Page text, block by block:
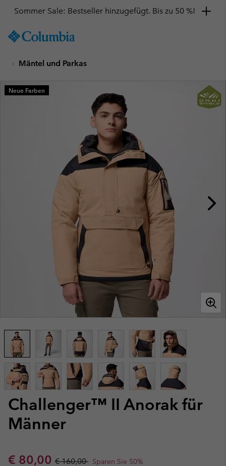
TO
SKIP
MAIN
NAV
Sommer Sale: Bestseller hinzugefügt. Bis zu 50 %!
Mäntel und Parkas
Challenger™ II Anorak für
Männer
Sale price:
€ 80,00 Regular price:
€ 160,00 Sparen Sie 50%
Neue Farben